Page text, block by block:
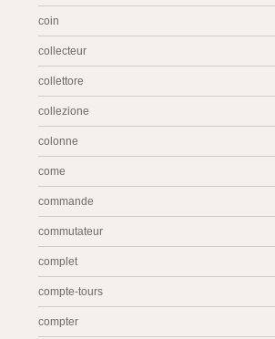
coin
collecteur
collettore
collezione
colonne
come
commande
commutateur
complet
compte-tours
compter